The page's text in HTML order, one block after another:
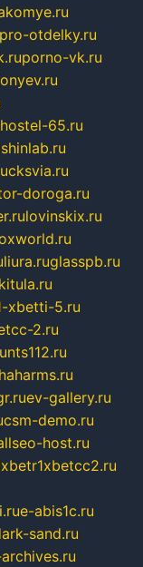
pro-otdelky.ru
porno-vk.ru
hostel-65.ru
doroga.ru
lovinskix.ru
liura.ruglasspb.ru
xbetti-5.ru
2.ru
ev-gallery.ru
csm-demo.ru
host.ru
e-abis1c.ru
sand.ru